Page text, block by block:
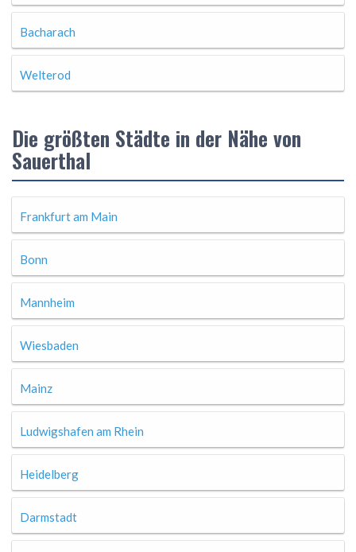
Bacharach
Welterod
Die größten Städte in der Nähe von
Sauerthal
Frankfurt am Main
Bonn
Mannheim
Wiesbaden
Mainz
Ludwigshafen am Rhein
Heidelberg
Darmstadt